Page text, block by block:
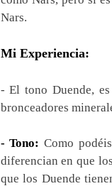
Nars.
Mi Experiencia:
- El tono Duende,
bronceadores
- Tono: Como
diferencian en que
que los Duende